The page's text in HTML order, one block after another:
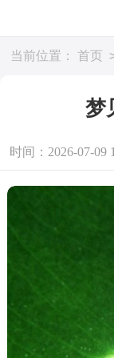
当前位置： 首页
梦
时间：2026-07-09